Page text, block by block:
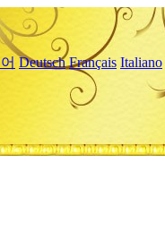
Deutsch Français Italiano